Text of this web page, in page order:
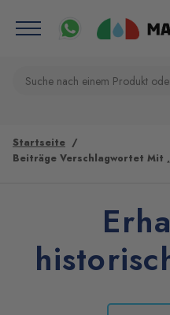
Startseite
Beiträge Verschlagwortet Mit